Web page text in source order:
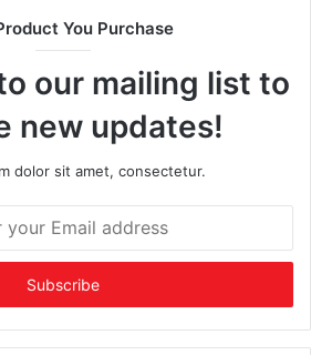
You Purchase
our mailing list to
new updates!
dolor sit amet, consectetur.